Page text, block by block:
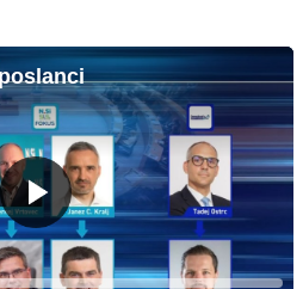
Predvajaj